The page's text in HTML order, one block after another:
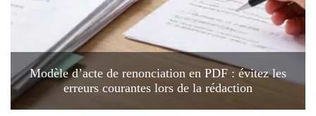
Modèle d’acte de renonciation en PDF : évitez les
erreurs courantes lors de la rédaction